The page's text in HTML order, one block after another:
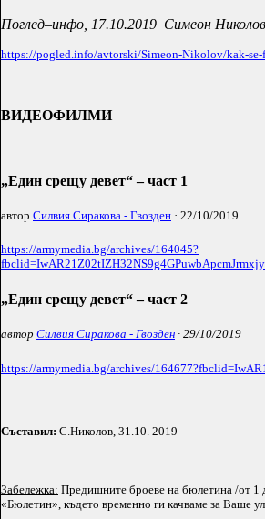
Поглед–инфо, 17.10.2019 Симеон Николов
https://pogled.info/avtorski/Simeon-Nikolov/kak-
ВИДЕОФИЛМИ
„Един срещу девет“ – част 1
автор Силвия Сиракова - Гвозден · 22/10/2019
https://armymedia.bg/archives/164045?
„Един срещу девет“ – част 2
автор Силвия Сиракова - Гвозден · 29/10/2019
https://armymedia.bg/archives/
Съставил: С.Николов, 31.10. 2019
Забележка: Предишните броеве на бюлетина /от 1
«Бюлетин», където временно ги качваме за Ваше